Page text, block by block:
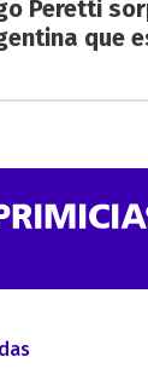
Peretti
que